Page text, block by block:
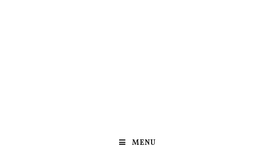
MENU